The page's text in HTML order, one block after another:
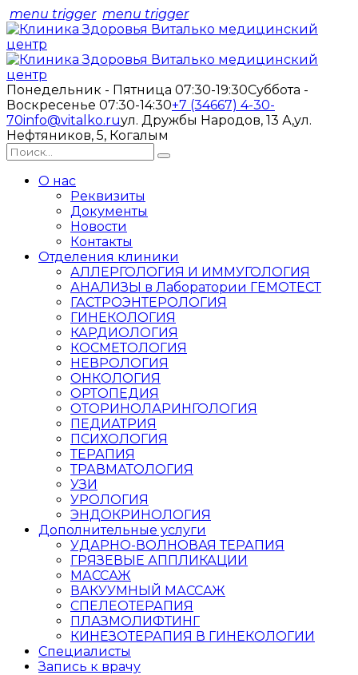
menu trigger menu trigger
Понедельник - Пятница 07:30-19:30Суббота -
Воскресенье 07:30-14:30+7 (34667) 4-30-
70info@vitalko.ruул. Дружбы Народов, 13 А,ул.
Нефтяников, 5, Когалым
О нас
Реквизиты
Документы
Новости
Контакты
Отделения клиники
АЛЛЕРГОЛОГИЯ И ИММУГОЛОГИЯ
АНАЛИЗЫ в Лаборатории ГЕМОТЕСТ
ГАСТРОЭНТЕРОЛОГИЯ
ГИНЕКОЛОГИЯ
КАРДИОЛОГИЯ
КОСМЕТОЛОГИЯ
НЕВРОЛОГИЯ
ОНКОЛОГИЯ
ОРТОПЕДИЯ
ОТОРИНОЛАРИНГОЛОГИЯ
ПЕДИАТРИЯ
ПСИХОЛОГИЯ
ТЕРАПИЯ
ТРАВМАТОЛОГИЯ
УЗИ
УРОЛОГИЯ
ЭНДОКРИНОЛОГИЯ
Дополнительные услуги
УДАРНО-ВОЛНОВАЯ ТЕРАПИЯ
ГРЯЗЕВЫЕ АППЛИКАЦИИ
МАССАЖ
ВАКУУМНЫЙ МАССАЖ
СПЕЛЕОТЕРАПИЯ
ПЛАЗМОЛИФТИНГ
КИНЕЗОТЕРАПИЯ В ГИНЕКОЛОГИИ
Специалисты
Запись к врачу